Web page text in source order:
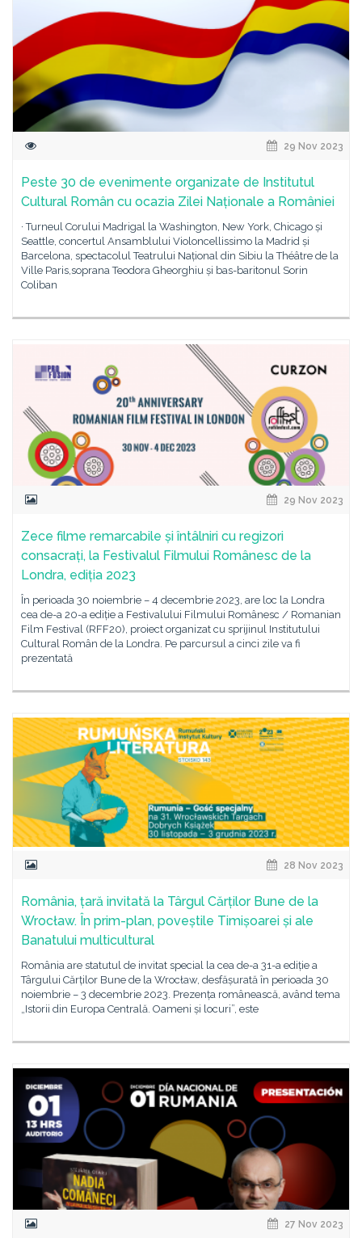
29 Nov 2023
Peste 30 de evenimente organizate de Institutul
Cultural Român cu ocazia Zilei Naționale a României
· Turneul Corului Madrigal la Washington, New York, Chicago și
Seattle, concertul Ansamblului Violoncellissimo la Madrid și
Barcelona, spectacolul Teatrului Național din Sibiu la Théâtre de la
Ville Paris,soprana Teodora Gheorghiu și bas-baritonul Sorin
Coliban
29 Nov 2023
Zece filme remarcabile și întâlniri cu regizori
consacrați, la Festivalul Filmului Românesc de la
Londra, ediția 2023
În perioada 30 noiembrie – 4 decembrie 2023, are loc la Londra
cea de-a 20-a ediție a Festivalului Filmului Românesc / Romanian
Film Festival (RFF20), proiect organizat cu sprijinul Institutului
Cultural Român de la Londra. Pe parcursul a cinci zile va fi
prezentată
28 Nov 2023
România, țară invitată la Târgul Cărților Bune de la
Wrocław. În prim-plan, poveștile Timișoarei și ale
Banatului multicultural
România are statutul de invitat special la cea de-a 31-a ediție a
Târgului Cărților Bune de la Wrocław, desfășurată în perioada 30
noiembrie – 3 decembrie 2023. Prezența românească, având tema
„Istorii din Europa Centrală. Oameni și locuri”, este
27 Nov 2023